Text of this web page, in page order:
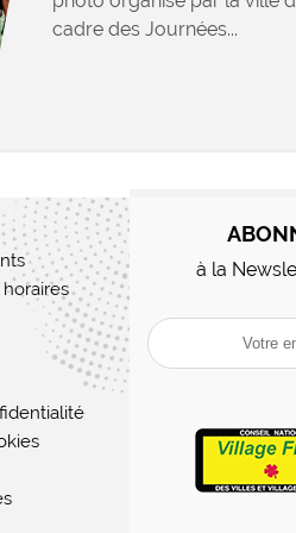
cadre des Journées...
à la